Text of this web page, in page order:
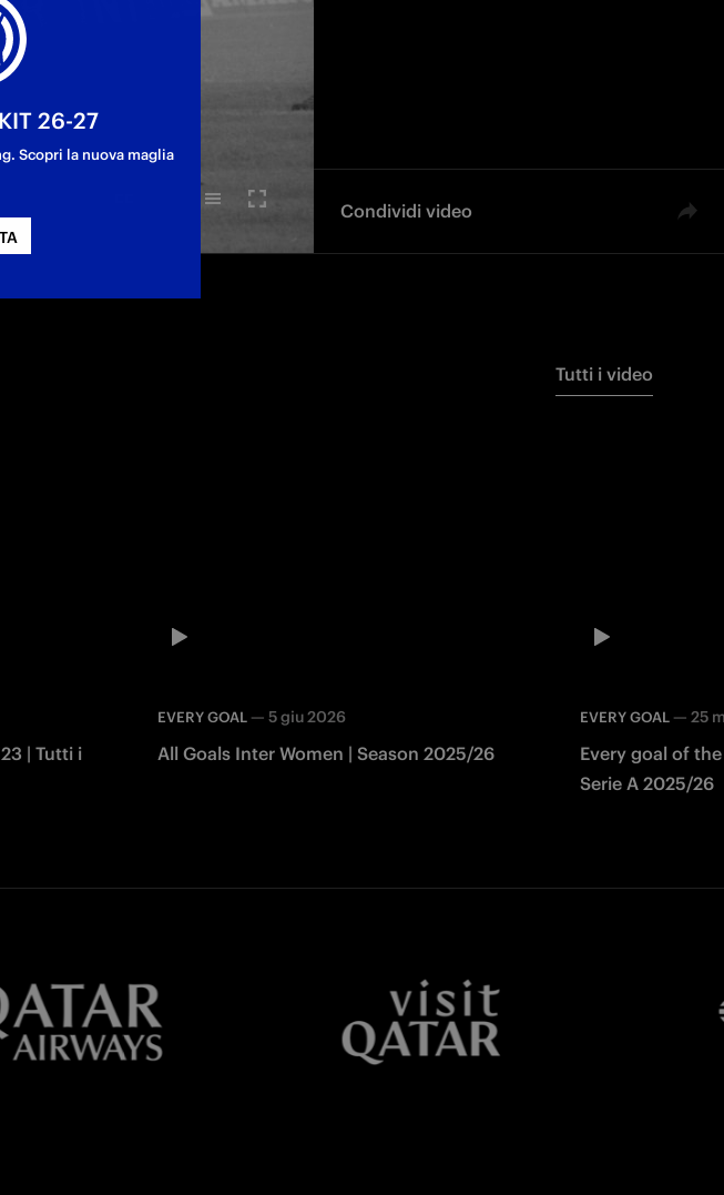
Condividi video
Twitter
Tutti i video
| Tutti i
EVERY GOAL —5 giu 2026
All Goals Inter Women | Season 2025/26
EVERY GOAL— 25
Every goal of
Serie A 2025/26
26-27
Scopri la nuova maglia